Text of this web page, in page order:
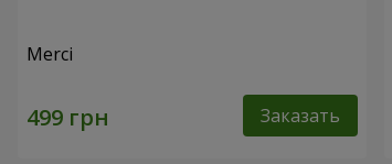
Merci
Заказать